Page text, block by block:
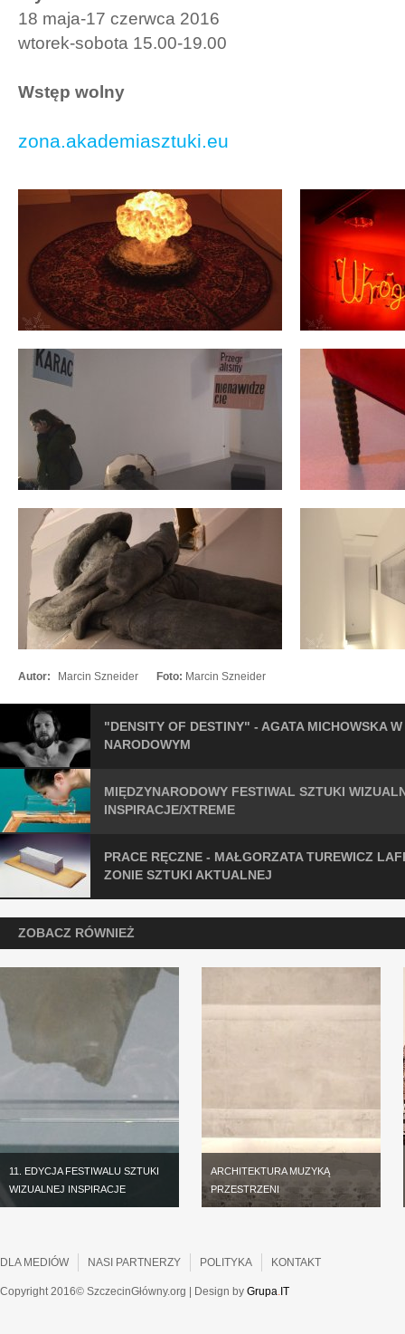
18 maja-17 czerwca 2016
wtorek-sobota 15.00-19.00
Wstęp wolny
zona.akademiasztuki.eu
Autor: Marcin Szneider Foto: Marcin Szneider
"DENSITY OF DESTINY" - AGATA MICHOWSKA
NARODOWYM
MIĘDZYNARODOWY FESTIWAL SZTUKI
INSPIRACJE/XTREME
PRACE RĘCZNE - MAŁGORZATA TUREWICZ
ZONIE SZTUKI AKTUALNEJ
ZOBACZ RÓWNIEŻ
11. EDYCJA FESTIWALU SZTUKI
WIZUALNEJ INSPIRACJE
ARCHITEKTURA MUZYKĄ
PRZESTRZENI
DLA MEDIÓW NASI PARTNERZY POLITYKA KONTAKT
Copyright 2016© SzczecinGłówny.org | Design by Grupa. IT